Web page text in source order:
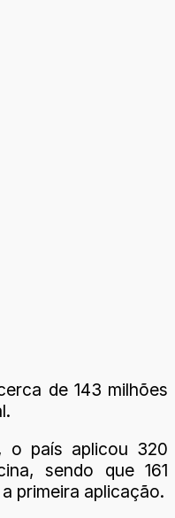
de 143 milhões
o país aplicou 320
sendo que 161
primeira aplicação.